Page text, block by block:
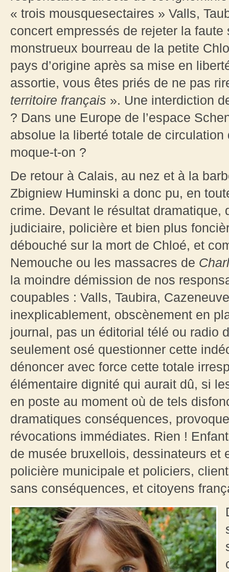
« trois mousquesectaires » Valls,
concert empressés de rejeter la
monstrueux bourreau de la petite
pays d’origine après sa mise en
assortie, vous êtes priés de ne pas
territoire français ». Une interdiction
? Dans une Europe de l’espace
absolue la liberté totale de
moque-t-on ?
De retour à Calais, au nez et à la
Zbigniew Huminski a donc pu, en
crime. Devant le résultat
judiciaire, policière et bien plus
débouché sur la mort de Chloé, et
Nemouche ou les massacres de
la moindre démission de nos
coupables : Valls, Taubira,
inexplicablement, obscènement en
journal, pas un éditorial télé ou radio
seulement osé questionner cette
dénoncer avec force cette totale
élémentaire dignité qui aurait dû, si
en poste au moment où de tels
dramatiques conséquences,
révocations immédiates. Rien !
de musée bruxellois, dessinateurs et
policière municipale et policiers,
sans conséquences, et citoyens